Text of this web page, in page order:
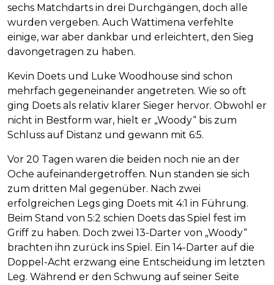
sechs Matchdarts in drei Durchgängen, doch alle
wurden vergeben. Auch Wattimena verfehlte
einige, war aber dankbar und erleichtert, den Sieg
davongetragen zu haben.
Kevin Doets und Luke Woodhouse sind schon
mehrfach gegeneinander angetreten. Wie so oft
ging Doets als relativ klarer Sieger hervor. Obwohl er
nicht in Bestform war, hielt er „Woody“ bis zum
Schluss auf Distanz und gewann mit 6:5.
Vor 20 Tagen waren die beiden noch nie an der
Oche aufeinandergetroffen. Nun standen sie sich
zum dritten Mal gegenüber. Nach zwei
erfolgreichen Legs ging Doets mit 4:1 in Führung.
Beim Stand von 5:2 schien Doets das Spiel fest im
Griff zu haben. Doch zwei 13-Darter von „Woody“
brachten ihn zurück ins Spiel. Ein 14-Darter auf die
Doppel-Acht erzwang eine Entscheidung im letzten
Leg. Während er den Schwung auf seiner Seite